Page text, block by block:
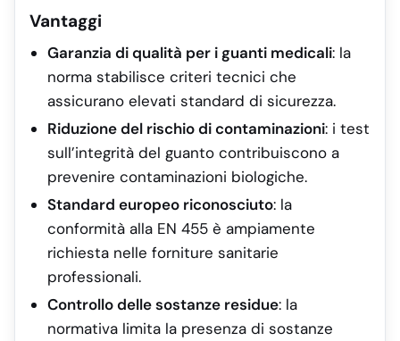
Vantaggi
Garanzia di qualità per i guanti medicali: la
norma stabilisce criteri tecnici che
assicurano elevati standard di sicurezza.
Riduzione del rischio di contaminazioni: i test
sull’integrità del guanto contribuiscono a
prevenire contaminazioni biologiche.
Standard europeo riconosciuto: la
conformità alla EN 455 è ampiamente
richiesta nelle forniture sanitarie
professionali.
Controllo delle sostanze residue: la
normativa limita la presenza di sostanze